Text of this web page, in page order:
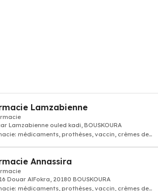
Lamzabienne
Lamzabienne ouled kadi, BOUSKOURA
médicaments, prothèses, vaccin, crèmes de
Annassira
Douar AlFokra, 20180 BOUSKOURA
médicaments, prothèses, vaccin, crèmes de